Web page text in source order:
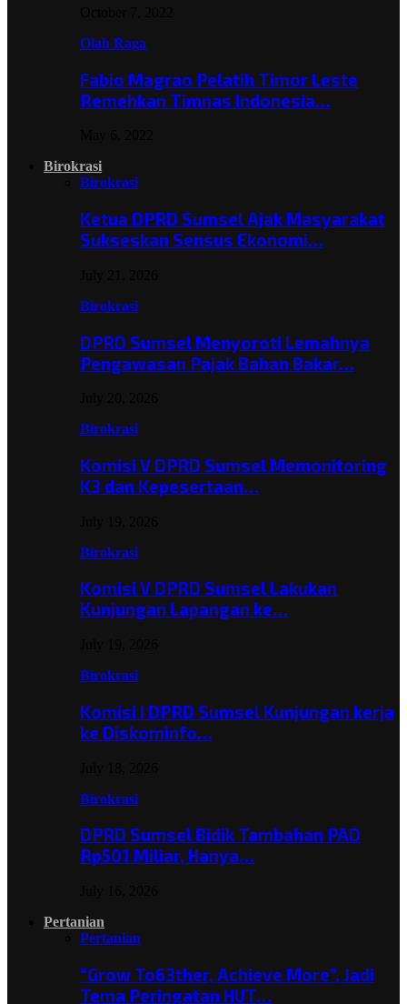
Olah Raga
Fabio Magrao Pelatih Timor Leste
Remehkan Timnas Indonesia…
Birokrasi
Birokrasi
Ketua DPRD Sumsel Ajak Masyarakat
Sukseskan Sensus Ekonomi…
Birokrasi
DPRD Sumsel Menyoroti Lemahnya
Pengawasan Pajak Bahan Bakar…
Birokrasi
Komisi V DPRD Sumsel Memonitoring
K3 dan Kepesertaan…
Birokrasi
Komisi V DPRD Sumsel Lakukan
Kunjungan Lapangan ke…
Birokrasi
Komisi I DPRD Sumsel Kunjungan kerja
ke Diskominfo…
Birokrasi
DPRD Sumsel Bidik Tambahan PAD
Rp501 Miliar, Hanya…
Pertanian
Pertanian
“Grow To63ther, Achieve More”, Jadi
Tema Peringatan HUT…